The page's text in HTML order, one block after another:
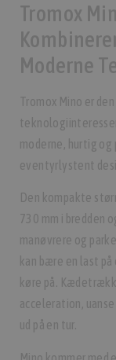
Tromox
Moderne
Tromox Mino er
moderne, hurtig
eventyrlystent
Den kompakte
730 mm i bredden
manøvrere og
kan bære en last
køre på.
acceleration,
ud på en tur.